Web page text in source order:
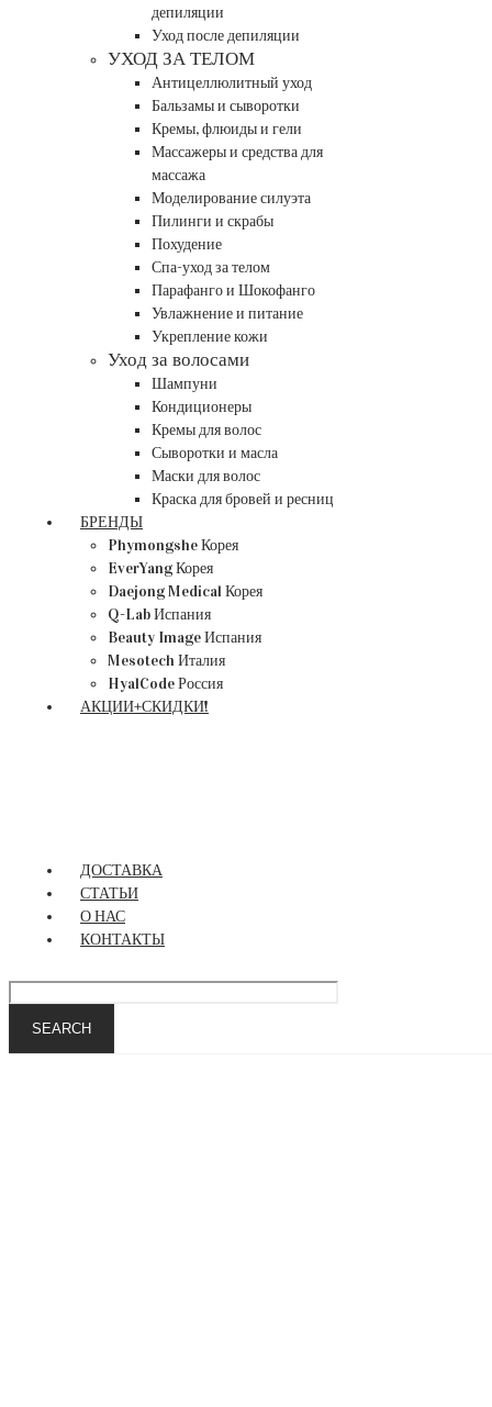
депиляции
Уход после депиляции
УХОД ЗА ТЕЛОМ
Антицеллюлитный уход
Бальзамы и сыворотки
Кремы, флюиды и гели
Массажеры и средства для
массажа
Моделирование силуэта
Пилинги и скрабы
Похудение
Спа-уход за телом
Парафанго и Шокофанго
Увлажнение и питание
Укрепление кожи
Уход за волосами
Шампуни
Кондиционеры
Кремы для волос
Сыворотки и масла
Маски для волос
Краска для бровей и ресниц
БРЕНДЫ
Phymongshe Корея
EverYang Корея
Daejong Medical Корея
Q-Lab Испания
Beauty Image Испания
Mesotech Италия
HyalCode Россия
АКЦИИ+СКИДКИ!
ДОСТАВКА
СТАТЬИ
О НАС
КОНТАКТЫ